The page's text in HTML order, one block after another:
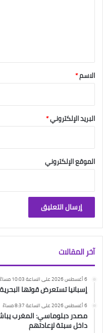
*
الاسم*
البريد الإلكتروني*
الموقع الإلكتروني
آخر المقالات
6 أغسطس 2026 على الساعة 10:03 مساءً
إسبانيا تستعرض قوتها
6 أغسطس 2026 على الساعة 8:37 مساءً
مصدر دبلوماسي: المغرب
داخل سبتة لإعادتهم